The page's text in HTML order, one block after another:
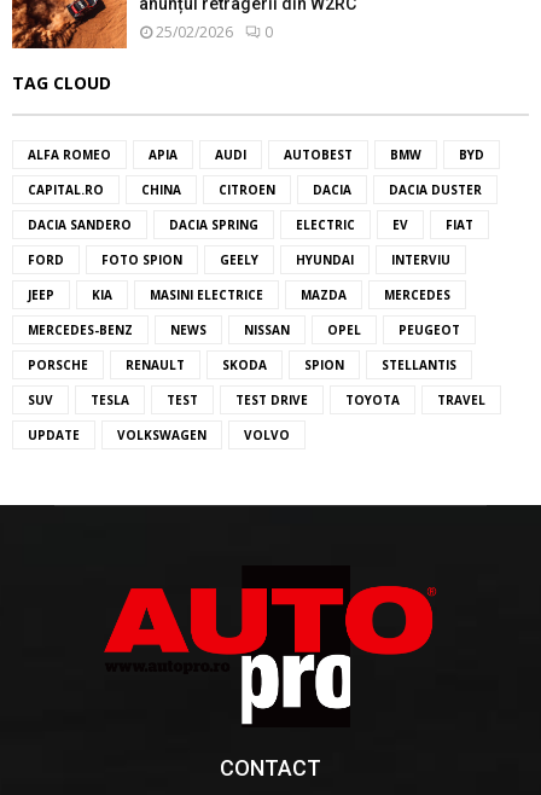
anunțul retragerii din W2RC
25/02/2026 0
TAG CLOUD
ALFA ROMEO APIA AUDI AUTOBEST BMW BYD
CAPITAL.RO CHINA CITROEN DACIA DACIA DUSTER
DACIA SANDERO DACIA SPRING ELECTRIC EV FIAT
FORD FOTO SPION GEELY HYUNDAI INTERVIU
JEEP KIA MASINI ELECTRICE MAZDA MERCEDES
MERCEDES-BENZ NEWS NISSAN OPEL PEUGEOT
PORSCHE RENAULT SKODA SPION STELLANTIS
SUV TESLA TEST TEST DRIVE TOYOTA TRAVEL
UPDATE VOLKSWAGEN VOLVO
CONTACT